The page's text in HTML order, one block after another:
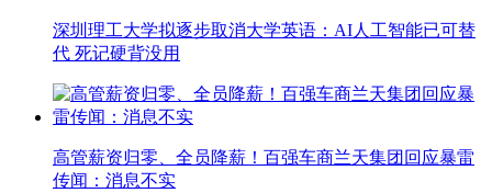
深圳理工大学拟逐步取消大学英语：AI人工智能已可替
代 死记硬背没用
高管薪资归零、全员降薪！百强车商兰天集团回应暴雷
传闻：消息不实